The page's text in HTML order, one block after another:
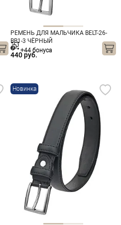
РЕМЕНЬ ДЛЯ МАЛЬЧИКА BELT-26-
BB1-3 ЧЁРНЫЙ
440 руб.
+44 бонуса
Новинка